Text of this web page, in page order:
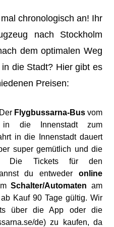
chronologisch an! Ihr
nach Stockholm
dem optimalen Weg
in die Stadt? Hier gibt es
Preisen:
Flygbussarna-Bus vom
in die Innenstadt zum
in die Innenstadt dauert
super gemütlich und die
Die Tickets für den
du entweder online
Schalter/Automaten am
Kauf 90 Tage gültig. Wir
über die App oder die
de) zu kaufen, da